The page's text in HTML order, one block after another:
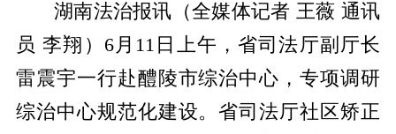
湖南法治报讯（全媒体记者 王薇 通讯
员 李翔）6月11日上午，省司法厅副厅长
雷震宇一行赴醴陵市综治中心，专项调研
综治中心规范化建设。省司法厅社区矫正